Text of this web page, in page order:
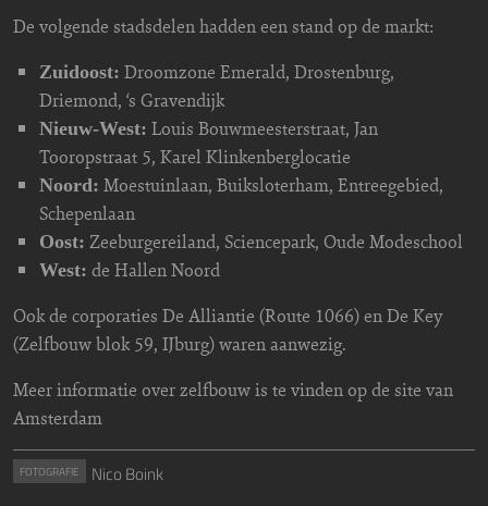
De volgende stadsdelen hadden een stand op de markt:
Zuidoost: Droomzone Emerald, Drostenburg,
Driemond, ‘s Gravendijk
Nieuw-West: Louis Bouwmeesterstraat, Jan
Tooropstraat 5, Karel Klinkenberglocatie
Noord: Moestuinlaan, Buiksloterham, Entreegebied,
Schepenlaan
Oost: Zeeburgereiland, Sciencepark, Oude Modeschool
West: de Hallen Noord
Ook de corporaties De Alliantie (Route 1066) en De Key
(Zelfbouw blok 59, IJburg) waren aanwezig.
Meer informatie over zelfbouw is te vinden op de site van
Amsterdam
FOTOGRAFIE Nico Boink